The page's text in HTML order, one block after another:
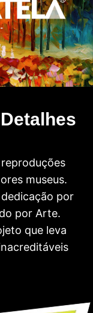
museus.
por
por Arte.
que leva